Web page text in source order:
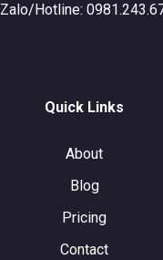
Zalo/Hotline:
Quick Links
About
Blog
Pricing
Contact